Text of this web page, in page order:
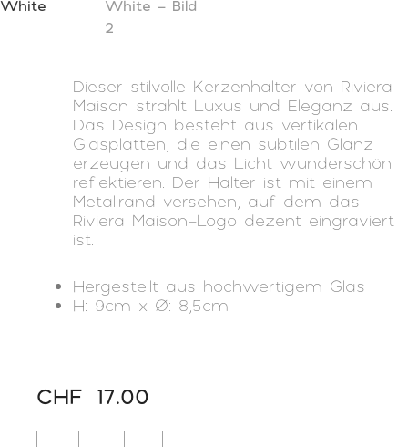
Dieser stilvolle Kerzenhalter von Riviera
Maison strahlt Luxus und Eleganz aus.
Das Design besteht aus vertikalen
Glasplatten, die einen subtilen Glanz
erzeugen und das Licht wunderschön
reflektieren. Der Halter ist mit einem
Metallrand versehen, auf dem das
Riviera Maison-Logo dezent eingraviert
ist.
Hergestellt aus hochwertigem Glas
H: 9cm x Ø: 8,5cm
CHF 17.00